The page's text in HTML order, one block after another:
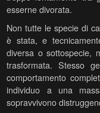
esserne divorata.
Non tutte le specie di
è stata, e
diversa o sottospecie,
trasformata. Stesso
comportamento
individuo a una
sopravvivono